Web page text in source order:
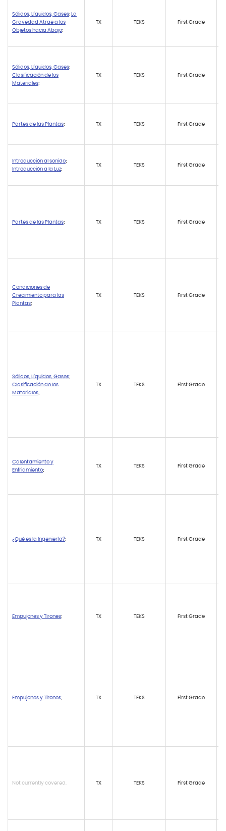
Sólidos, Líquidos, Gases; La
Gravedad Atrae a los
Objetos hacia Abajo;
TX TEKS First Grade
Sólidos, Líquidos, Gases;
Clasificación de los
Materiales;
TX TEKS First Grade
Partes de las Plantas; TX TEKS First Grade
Introducción al sonido;
Introducción a la Luz;
TX TEKS First Grade
Partes de las Plantas; TX TEKS First Grade
Condiciones de
Crecimiento para las
Plantas;
TX TEKS First Grade
Sólidos, Líquidos, Gases;
Clasificación de los
Materiales;
TX TEKS First Grade
Calentamiento y
Enfriamiento;
TX TEKS First Grade
¿Qué es la Ingeniería?; TX TEKS First Grade
Empujones y Tirones; TX TEKS First Grade
Empujones y Tirones; TX TEKS First Grade
Not currently covered. TX TEKS First Grade